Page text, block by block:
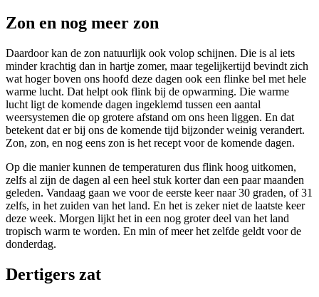
Zon en nog meer zon
Daardoor kan de zon natuurlijk ook volop schijnen. Die is al iets
minder krachtig dan in hartje zomer, maar tegelijkertijd bevindt zich
wat hoger boven ons hoofd deze dagen ook een flinke bel met hele
warme lucht. Dat helpt ook flink bij de opwarming. Die warme
lucht ligt de komende dagen ingeklemd tussen een aantal
weersystemen die op grotere afstand om ons heen liggen. En dat
betekent dat er bij ons de komende tijd bijzonder weinig verandert.
Zon, zon, en nog eens zon is het recept voor de komende dagen.
Op die manier kunnen de temperaturen dus flink hoog uitkomen,
zelfs al zijn de dagen al een heel stuk korter dan een paar maanden
geleden. Vandaag gaan we voor de eerste keer naar 30 graden, of 31
zelfs, in het zuiden van het land. En het is zeker niet de laatste keer
deze week. Morgen lijkt het in een nog groter deel van het land
tropisch warm te worden. En min of meer het zelfde geldt voor de
donderdag.
Dertigers zat